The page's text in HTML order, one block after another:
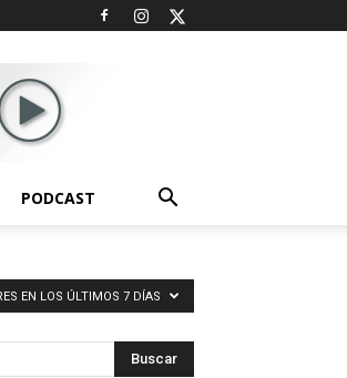
PODCAST
EN LOS ÚLTIMOS 7 DÍAS
Buscar